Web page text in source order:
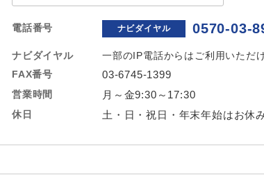
電話番号 ナビダイヤル 0570-03-
ナビダイヤル
一部のIP電話からはご利用いただ
FAX番号
03-6745-1399
営業時間 月～金9:30～17:30
休日 土・日・祝日・年末年始はお休